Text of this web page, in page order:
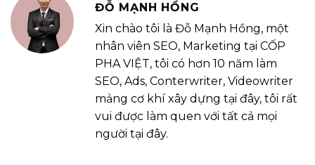
ĐỖ MẠNH HỒNG
Xin chào tôi là Đỗ Mạnh Hồng, một
nhân viên SEO, Marketing tại CỐP
PHA VIỆT, tôi có hơn 10 năm làm
SEO, Ads, Conterwriter, Videowriter
mảng cơ khí xây dựng tại đây, tôi rất
vui được làm quen với tất cả mọi
người tại đây.